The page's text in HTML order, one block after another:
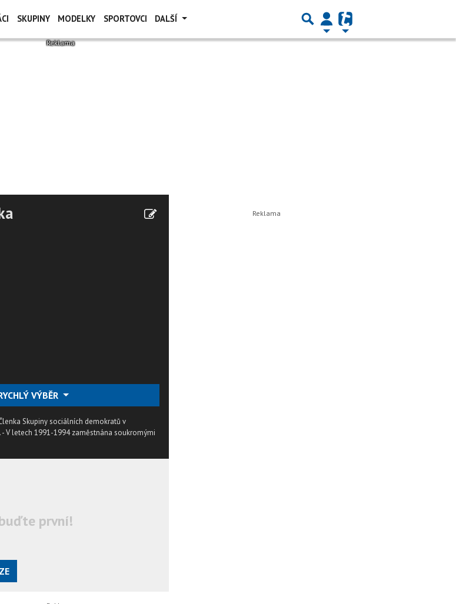
SKUPINY MODELKY SPORTOVCI DALŠÍ
VÝBĚR
Skupiny sociálních demokratů v
V letech 1991-1994 zaměstnána soukromými
první!